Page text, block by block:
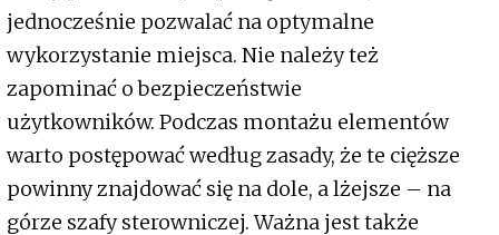
jednocześnie pozwalać na optymalne
wykorzystanie miejsca. Nie należy też
zapominać o bezpieczeństwie
użytkowników. Podczas montażu elementów
warto postępować według zasady, że te cięższe
powinny znajdować się na dole, a lżejsze – na
górze szafy sterowniczej. Ważna jest także